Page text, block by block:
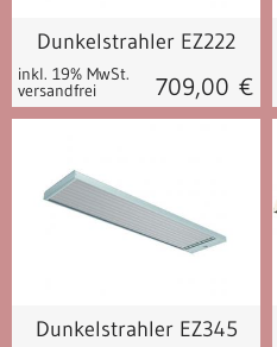
Dunkelstrahler EZ222
inkl. 19% MwSt.
versandfrei 709,00 €
Dunkelstrahler EZ345